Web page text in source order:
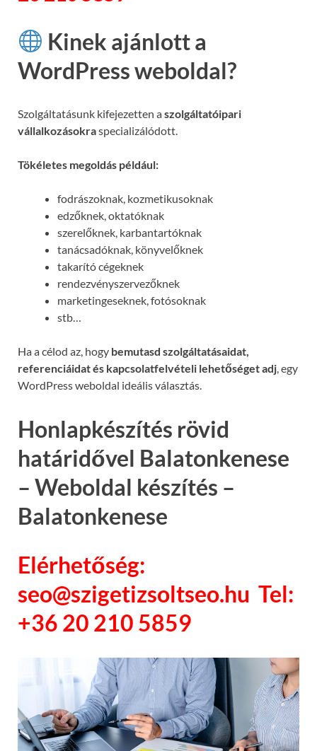
Kinek ajánlott a
WordPress weboldal?
Szolgáltatásunk kifejezetten aszolgáltatóipari
vállalkozásokraspecializálódott.
Tökéletes megoldás például:
fodrászoknak, kozmetikusoknak
edzőknek, oktatóknak
szerelőknek, karbantartóknak
tanácsadóknak, könyvelőknek
takarító cégeknek
rendezvényszervezőknek
marketingeseknek, fotósoknak
stb…
Ha a célod az, hogy bemutasd szolgáltatásaidat,
referenciáidat és kapcsolatfelvételi lehetőséget adj , egy
WordPress weboldal ideális választás.
Honlapkészítés rövid
határidővel Balatonkenese
– Weboldal készítés –
Balatonkenese
Elérhetőség:
seo@szigetizsoltseo.hu Tel:
+36 20 210 5859